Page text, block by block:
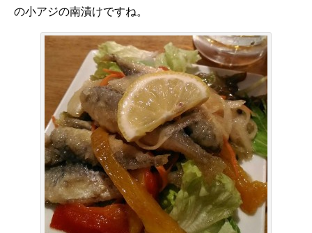
の小アジの南漬けですね。